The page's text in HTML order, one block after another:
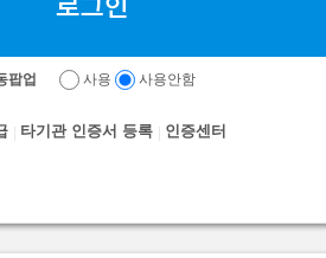
팝업 사용 사용안함
타기관 인증서 등록 인증센터